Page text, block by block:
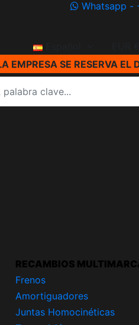
Whatsapp -
Español
EMPRESA SE RESERVA
RECAMBIOS
Frenos
Amortiguadores
Juntas Homocinéticas